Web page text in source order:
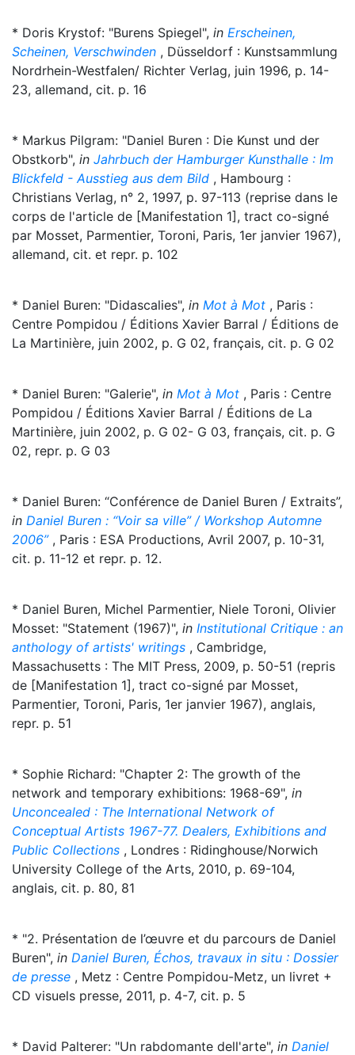
* Doris Krystof: "Burens Spiegel", in Erscheinen,
Scheinen, Verschwinden , Düsseldorf : Kunstsammlung
Nordrhein-Westfalen/ Richter Verlag, juin 1996, p. 14-
23, allemand, cit. p. 16
* Markus Pilgram: "Daniel Buren : Die Kunst und der
Obstkorb", in Jahrbuch der Hamburger Kunsthalle : Im
Blickfeld - Ausstieg aus dem Bild , Hambourg :
Christians Verlag, n° 2, 1997, p. 97-113 (reprise dans le
corps de l'article de [Manifestation 1], tract co-signé
par Mosset, Parmentier, Toroni, Paris, 1er janvier 1967),
allemand, cit. et repr. p. 102
* Daniel Buren: "Didascalies", in Mot à Mot , Paris :
Centre Pompidou / Éditions Xavier Barral / Éditions de
La Martinière, juin 2002, p. G 02, français, cit. p. G 02
* Daniel Buren: "Galerie", in Mot à Mot , Paris : Centre
Pompidou / Éditions Xavier Barral / Éditions de La
Martinière, juin 2002, p. G 02- G 03, français, cit. p. G
02, repr. p. G 03
* Daniel Buren: “Conférence de Daniel Buren / Extraits”,
in Daniel Buren : “Voir sa ville” / Workshop Automne
2006”, Paris : ESA Productions, Avril 2007, p. 10-31,
cit. p. 11-12 et repr. p. 12.
* Daniel Buren, Michel Parmentier, Niele Toroni, Olivier
Mosset: "Statement (1967)", in Institutional Critique : an
anthology of artists' writings , Cambridge,
Massachusetts : The MIT Press, 2009, p. 50-51 (repris
de [Manifestation 1], tract co-signé par Mosset,
Parmentier, Toroni, Paris, 1er janvier 1967), anglais,
repr. p. 51
* Sophie Richard: "Chapter 2: The growth of the
network and temporary exhibitions: 1968-69", in
Unconcealed : The International Network of
Conceptual Artists 1967-77. Dealers, Exhibitions and
Public Collections , Londres : Ridinghouse/Norwich
University College of the Arts, 2010, p. 69-104,
anglais, cit. p. 80, 81
* "2. Présentation de l’œuvre et du parcours de Daniel
Buren", in Daniel Buren, Échos, travaux in situ : Dossier
de presse , Metz : Centre Pompidou-Metz, un livret +
CD visuels presse, 2011, p. 4-7, cit. p. 5
* David Palterer: "Un rabdomante dell'arte", in Daniel